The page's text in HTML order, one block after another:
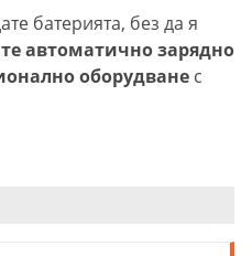
батерията, без да я
автоматично зарядно
оборудване с